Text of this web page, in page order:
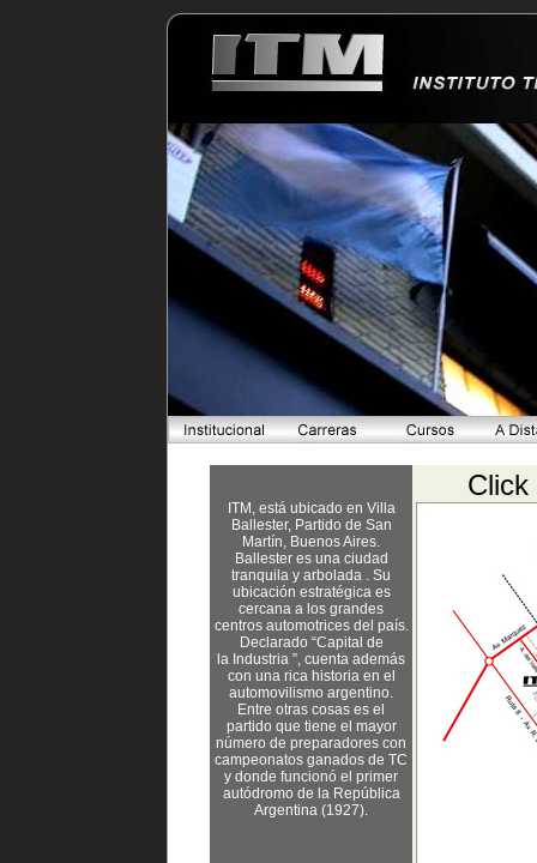
ITM, está ubicado en Villa
Ballester, Partido de San
Martín, Buenos Aires.
Ballester es una ciudad
tranquila y arbolada . Su
ubicación estratégica es
cercana a los grandes
centros automotrices del país.
Declarado “Capital de
la Industria ”, cuenta además
con una rica historia en el
automovilismo argentino.
Entre otras cosas es el
partido que tiene el mayor
número de preparadores con
campeonatos ganados de TC
y donde funcionó el primer
autódromo de la República
Argentina (1927).
Click